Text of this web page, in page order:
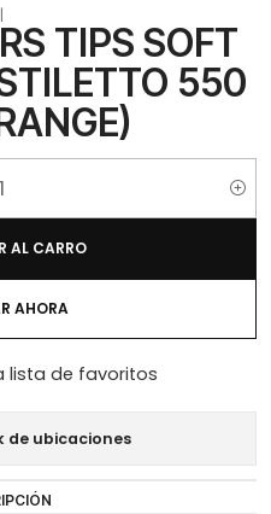
TIPS SOFT
550
AL CARRO
AHORA
lista de favoritos
de ubicaciones